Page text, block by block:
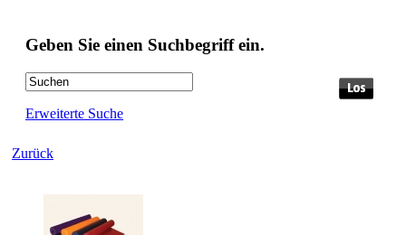
Geben Sie einen Suchbegriff ein.
Erweiterte Suche
Zurück